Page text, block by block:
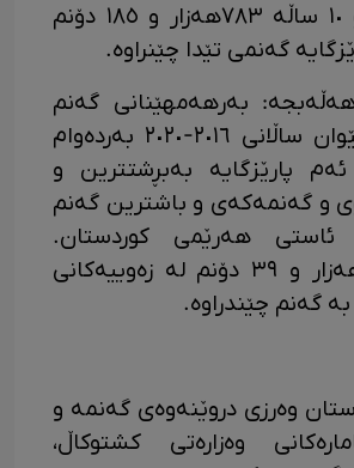
لە ماوەی ئەو ١٠ ساڵە ٧٨٣هەزار و ١٨٥ دۆنم
گەنمی تێدا چێنراوە.
هەڵەبجە: بەرهەمهێنانی گەنم
وچاندنی لە نێوان ساڵانی ٢٠١٦-٢٠٢٠ بەردەوام
پارێزگایە بەبڕشتترین و
و گەنمەکەی و باشترین گەنم
ئاستی هەرێمی کوردستان.
ڕووبەری ٦٩ هەزار و ٣٩ دۆنم لە زەوییەکانی
گەنم چێندراوە.
وەرزی دروێنەوەی گەنمە و
وەزارەتی کشتوکاڵ،